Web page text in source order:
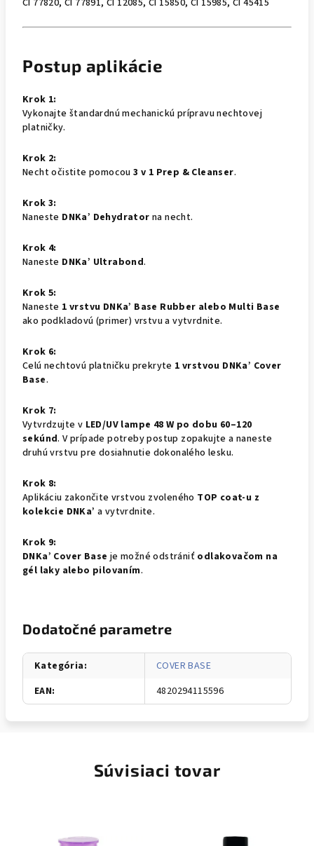
CI 77820, CI 77891, CI 12085, CI 15850, CI 15985, CI 45415
Postup aplikácie
Krok 1:
Vykonajte štandardnú mechanickú prípravu nechtovej
platničky.
Krok 2:
Necht očistite pomocou3 v 1 Prep & Cleanser.
Krok 3:
Naneste DNKa’ Dehydrator na necht.
Krok 4:
Naneste DNKa’ Ultrabond.
Krok 5:
Naneste 1 vrstvu DNKa’ Base Rubber alebo Multi Base
ako podkladovú (primer) vrstvu a vytvrdnite.
Krok 6:
Celú nechtovú platničku prekryte 1 vrstvou DNKa’ Cover
Base.
Krok 7:
Vytvrdzujte v LED/UV lampe 48 W po dobu 60–120
sekúnd. V prípade potreby postup zopakujte a naneste
druhú vrstvu pre dosiahnutie dokonalého lesku.
Krok 8:
Aplikáciu zakončite vrstvou zvoleného TOP coat-u z
kolekcie DNKa’ a vytvrdnite.
Krok 9:
DNKa’ Cover Base je možné odstrániť odlakovačom na
gél laky alebo pilovaním.
Dodatočné parametre
Kategória:
COVER BASE
EAN: 4820294115596
Súvisiaci tovar